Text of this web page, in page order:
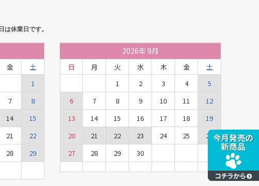
休業日です。
金
土
1
7
8
14
15
21
22
28
29
2026年 9月
日 月 火 水 木 金
土
1
2 3 4
5
6
7 8 9 10 11
12
13
14 15 16 17 18
19
20
21 22 23 24 25
26
27
28 29 30